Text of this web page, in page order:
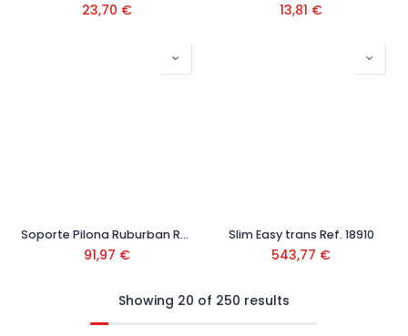
23,70 € 13,81 €
Soporte Pilona Ruburban Ref. 88615
91,97 €
Slim Easy trans Ref. 18910
543,77 €
Showing 20 of 250 results